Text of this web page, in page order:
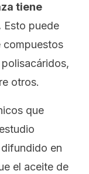
tiene
Esto puede
compuestos
otros.
que
en
el aceite de